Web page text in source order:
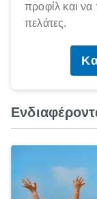
προφίλ και να
πελάτες.